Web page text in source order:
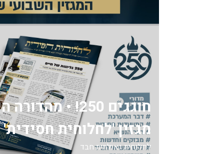
חוגגים 250! •
מגזין 'לחלוחית חסידית'
לחלוחית גאולתית חבד